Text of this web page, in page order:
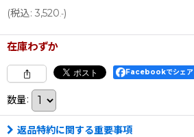
(税込: 3,520.-)
在庫わずか
Facebookでシェア
数量:
返品特約に関する重要事項